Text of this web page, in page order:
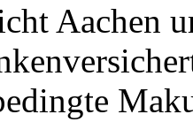
Aachen